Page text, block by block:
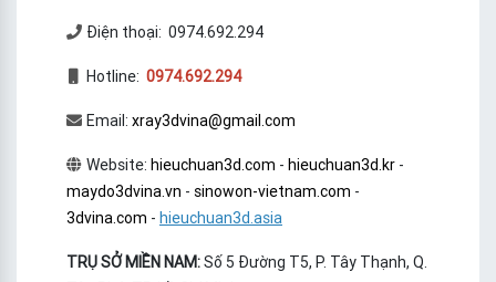
Điện thoại: 0974.692.294
Hotline: 0974.692.294
Email: xray3dvina@gmail.com
Website: hieuchuan3d.com - hieuchuan3d.kr-
maydo3dvina.vn - sinowon-vietnam.com -
3dvina.com - hieuchuan3d.asia
TRỤ SỞ MIỀN NAM:Số 5 Đường T5, P. Tây Thạnh, Q.